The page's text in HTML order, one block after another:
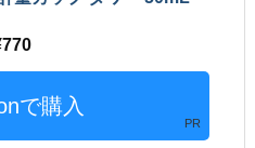
770
PR